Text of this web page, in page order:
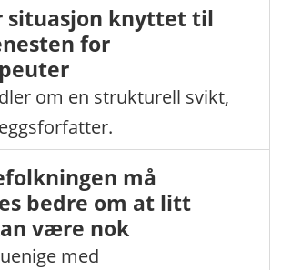
situasjon knyttet til
for
om en strukturell svikt,
må
bedre om at litt
være nok
med